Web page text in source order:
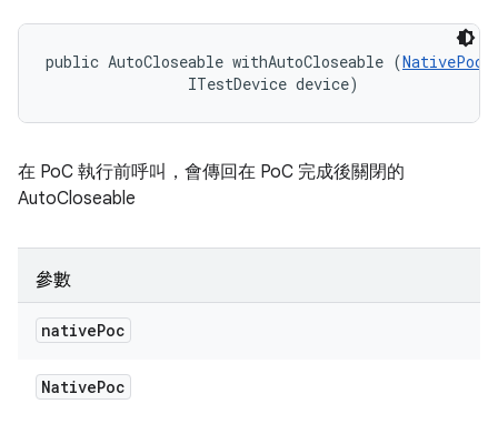
public AutoCloseable withAutoCloseable (NativePoc
                ITestDevice device)
在 PoC 執行前呼叫，會傳回在 PoC 完成後關閉的
AutoCloseable
參數
nativePoc
NativePoc